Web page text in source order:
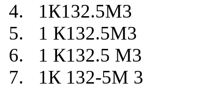
4. 1К132.5М3
5. 1 К132.5М3
6. 1 К132.5 М3
7. 1К 132-5М 3